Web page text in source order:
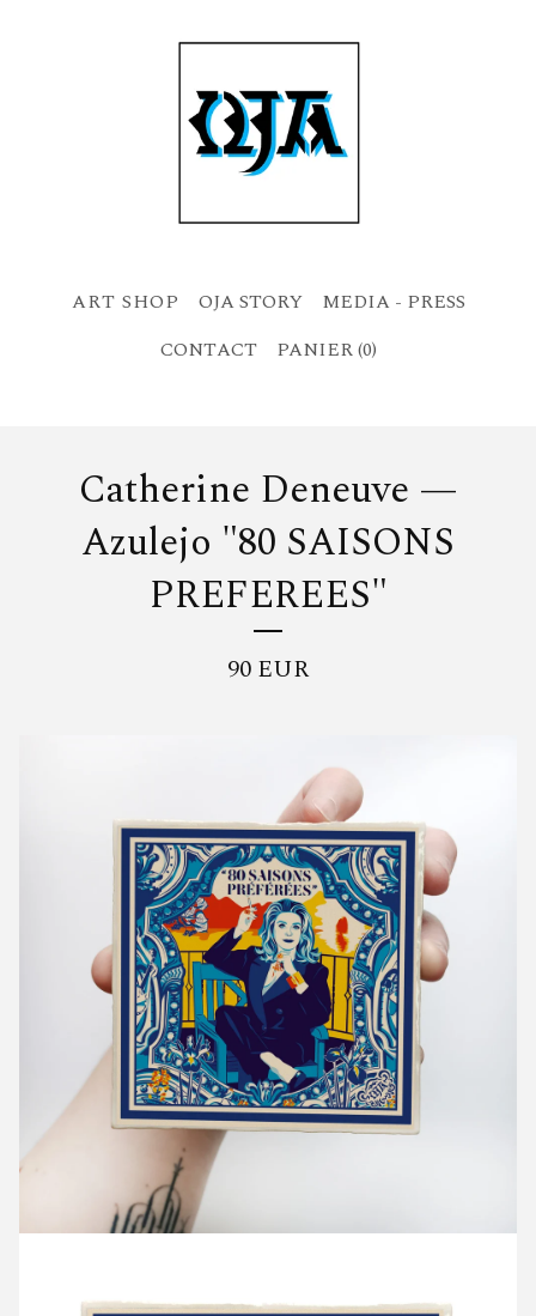
OJA STORY
MEDIA - PRESS
CONTACT
PANIER (0)
Catherine Deneuve —
Azulejo "80 SAISONS
PREFEREES"
90 EUR